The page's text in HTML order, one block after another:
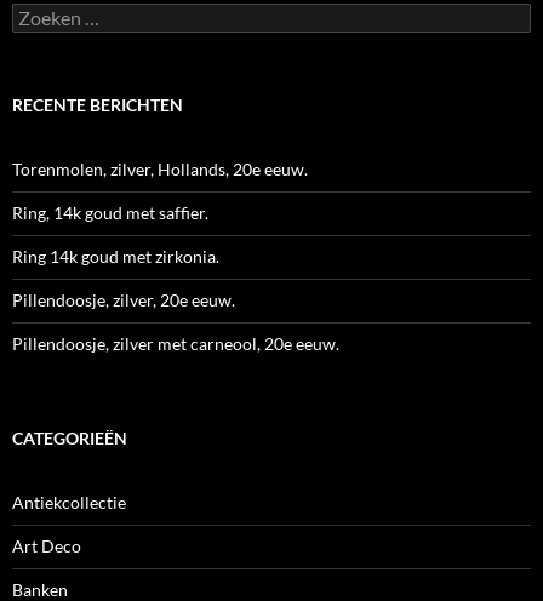
Zoeken
naar:
RECENTE BERICHTEN
Torenmolen, zilver, Hollands, 20e eeuw.
Ring, 14k goud met saffier.
Ring 14k goud met zirkonia.
Pillendoosje, zilver, 20e eeuw.
Pillendoosje, zilver met carneool, 20e eeuw.
CATEGORIEËN
Antiekcollectie
Art Deco
Banken